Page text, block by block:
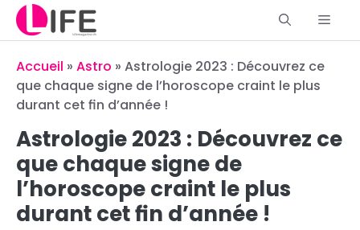
Aller
contenu
Accueil » Astro » Astrologie 2023 : Découvrez ce
que chaque signe de l’horoscope craint le plus
durant cet fin d’année !
Astrologie 2023 : Découvrez ce
que chaque signe de
l’horoscope craint le plus
durant cet fin d’année !